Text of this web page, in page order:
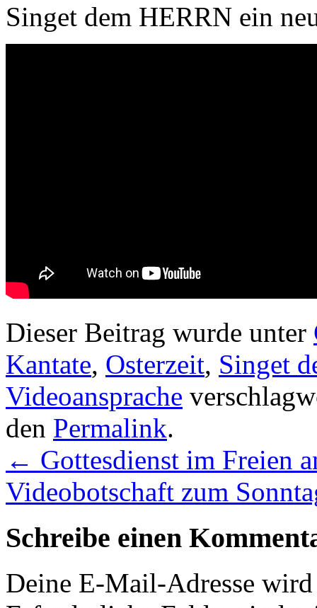
Singet dem HERRN ein
Dieser Beitrag wurde unter
Kantate, Osterzeit, Singet
Videoansprache
den Permalink.
← Gottesdienst im Freien
Videobotschaft zum
Schreibe einen
Deine E-Mail-Adresse